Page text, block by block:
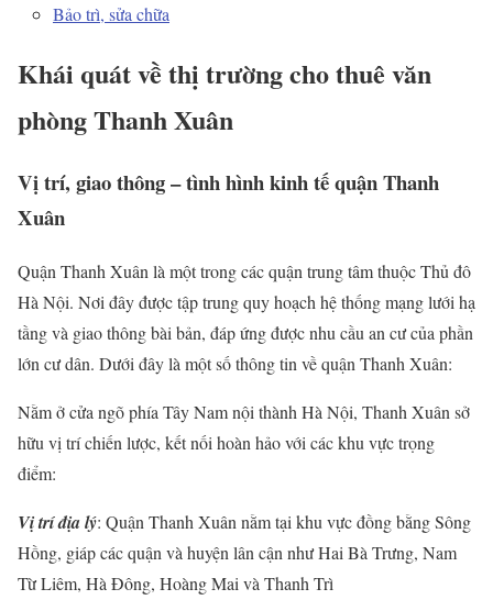
Bảo trì, sửa chữa
Khái quát về thị trường cho thuê văn
phòng Thanh Xuân
Vị trí, giao thông – tình hình kinh tế quận Thanh
Xuân
Quận Thanh Xuân là một trong các quận trung tâm thuộc Thủ đô
Hà Nội. Nơi đây được tập trung quy hoạch hệ thống mạng lưới hạ
tầng và giao thông bài bản, đáp ứng được nhu cầu an cư của phần
lớn cư dân. Dưới đây là một số thông tin về quận Thanh Xuân:
Nằm ở cửa ngõ phía Tây Nam nội thành Hà Nội, Thanh Xuân sở
hữu vị trí chiến lược, kết nối hoàn hảo với các khu vực trọng
điểm:
Vị trí địa lý: Quận Thanh Xuân nằm tại khu vực đồng bằng Sông
Hồng, giáp các quận và huyện lân cận như Hai Bà Trưng, Nam
Từ Liêm, Hà Đông, Hoàng Mai và Thanh Trì